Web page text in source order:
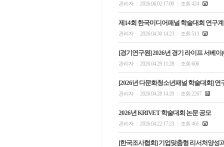
관리자 2026.06.02 17:00 조회 424
제14회 한국미디어패널 학술대회 연구
관리자 2026.04.30 14:23 조회 513
[경기연구원] 2026년 경기 라이프 서베이
관리자 2026.04.29 11:28 조회 606
[2026년 다문화청소년패널 학술대회] 연
관리자 2026.04.28 14:20 조회 2267
2026년 KRIVET 학술대회 논문 공모
관리자 2026.04.22 17:23 조회 461
[한국조사협회] 기업맞춤형 리서처양성